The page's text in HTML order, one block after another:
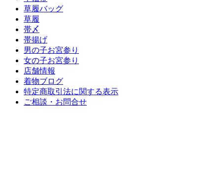
草履バッグ
草履
帯〆
帯揚げ
男の子お宮参り
女の子お宮参り
店舗情報
着物ブログ
特定商取引法に関する表示
ご相談・お問合せ